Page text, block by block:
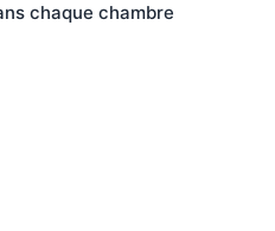
chaque chambre